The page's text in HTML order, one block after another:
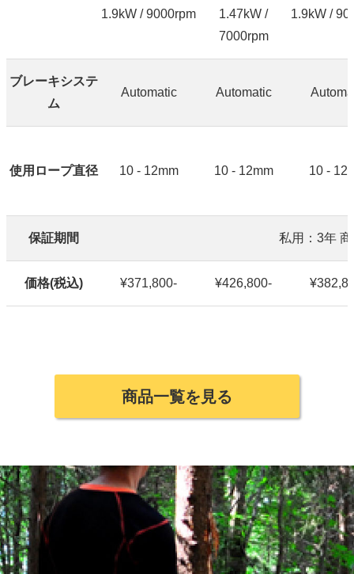
1.9kW / 9000rpm
1.47kW /
7000rpm
1.9kW /
ブレーキシステ
ム
Automatic Automatic
使用ロープ直径 10 - 12mm 10 - 12mm 10 -
保証期間 私用：3年
価格(税込) ¥371,800- ¥426,800-
商品一覧を見る